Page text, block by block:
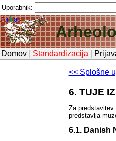
Uporabnik:
Domov Standardizacija
<< Splošne
6. TUJE
Za predstavitev
predstavlja
6.1. Danish